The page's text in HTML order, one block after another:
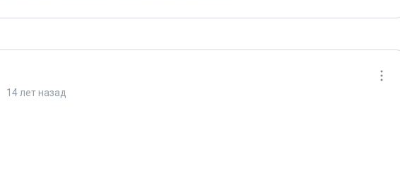
14 лет назад